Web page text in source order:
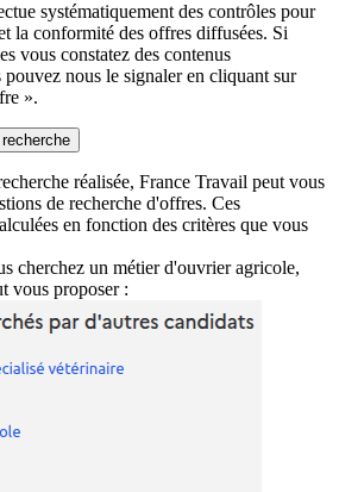
systématiquement des contrôles pour
la conformité des offres diffusées. Si
vous constatez des contenus
nous le signaler en cliquant sur
».
réalisée, France Travail peut vous
de recherche d'offres. Ces
en fonction des critères que vous
cherchez un métier d'ouvrier agricole,
vous proposer :